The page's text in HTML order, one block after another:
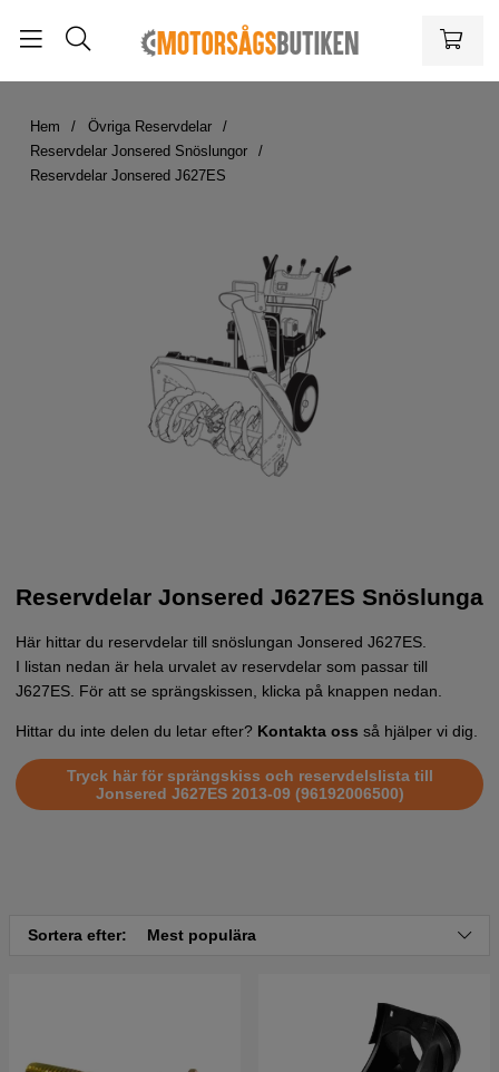
Hem
Övriga Reservdelar
Reservdelar Jonsered Snöslungor
Reservdelar Jonsered J627ES
Reservdelar Jonsered J627ES Snöslunga
Här hittar du reservdelar till snöslungan Jonsered J627ES.
I listan nedan är hela urvalet av reservdelar som passar till
J627ES. För att se sprängskissen, klicka på knappen nedan.
Hittar du inte delen du letar efter? Kontakta oss så hjälper vi dig.
Tryck här för sprängskiss och reservdelslista till
Jonsered J627ES 2013-09 (96192006500)
Sortera efter: Mest populära